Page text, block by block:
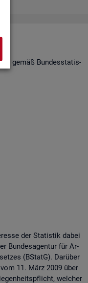
gemäß Bun­des­sta­tis­
der Sta­tis­tik dabei
Bun­des­agen­tur für Ar­
(BStatG). Dar­über
11. März 2009 über
wel­cher